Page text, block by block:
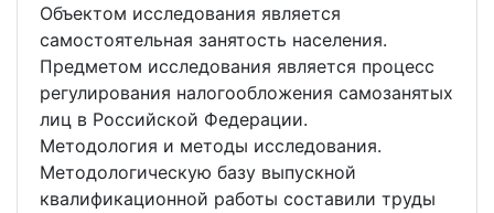
Объектом исследования является
самостоятельная занятость населения.
Предметом исследования является процесс
регулирования налогообложения самозанятых
лиц в Российской Федерации.
Методология и методы исследования.
Методологическую базу выпускной
квалификационной работы составили труды